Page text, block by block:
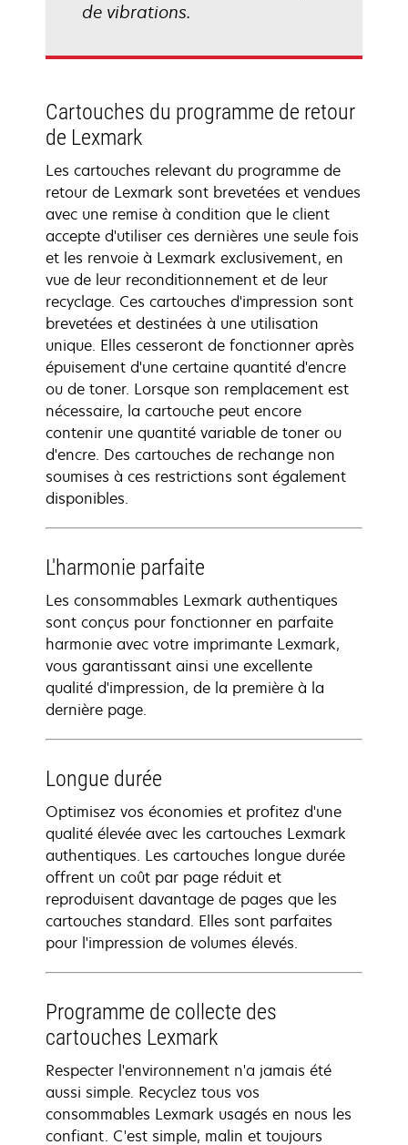
de vibrations.
Cartouches du programme de retour
de Lexmark
Les cartouches relevant du programme de
retour de Lexmark sont brevetées et vendues
avec une remise à condition que le client
accepte d'utiliser ces dernières une seule fois
et les renvoie à Lexmark exclusivement, en
vue de leur reconditionnement et de leur
recyclage. Ces cartouches d'impression sont
brevetées et destinées à une utilisation
unique. Elles cesseront de fonctionner après
épuisement d'une certaine quantité d'encre
ou de toner. Lorsque son remplacement est
nécessaire, la cartouche peut encore
contenir une quantité variable de toner ou
d'encre. Des cartouches de rechange non
soumises à ces restrictions sont également
disponibles.
L'harmonie parfaite
Les consommables Lexmark authentiques
sont conçus pour fonctionner en parfaite
harmonie avec votre imprimante Lexmark,
vous garantissant ainsi une excellente
qualité d'impression, de la première à la
dernière page.
Longue durée
Optimisez vos économies et profitez d'une
qualité élevée avec les cartouches Lexmark
authentiques. Les cartouches longue durée
offrent un coût par page réduit et
reproduisent davantage de pages que les
cartouches standard. Elles sont parfaites
pour l'impression de volumes élevés.
Programme de collecte des
cartouches Lexmark
Respecter l'environnement n'a jamais été
aussi simple. Recyclez tous vos
consommables Lexmark usagés en nous les
confiant. C'est simple, malin et toujours